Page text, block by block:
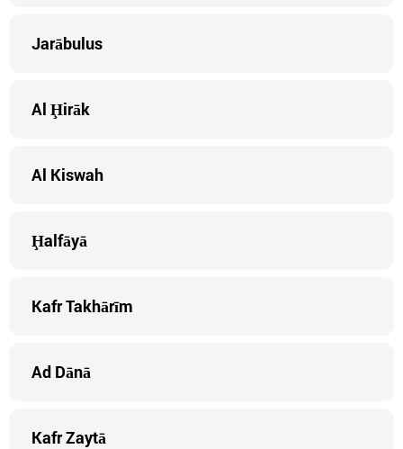
Jarābulus
Al Ḩirāk
Al Kiswah
Ḩalfāyā
Kafr Takhārīm
Ad Dānā
Kafr Zaytā